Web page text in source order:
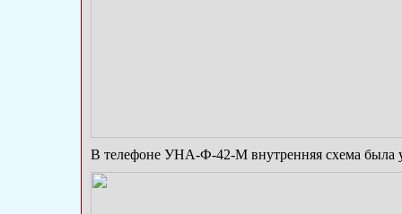
В телефоне УНА-Ф-42-М внутренняя схема была